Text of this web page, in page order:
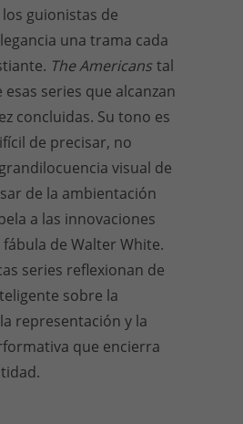
guionistas de
una trama cada
The Americans tal
esas series que alcanzan
concluidas. Su tono es
de precisar, no
visual de
de la ambientación
a las innovaciones
de Walter White.
series reflexionan de
sobre la
representación y la
que encierra